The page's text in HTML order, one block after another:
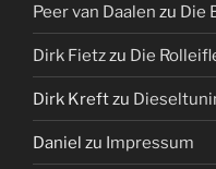
Peer van Daalen zu Die
Dirk Fietzzu Die
Dirk Kreftzu
Daniel zu Impressum